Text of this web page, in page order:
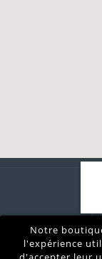
Notre
l'expérience
lumières